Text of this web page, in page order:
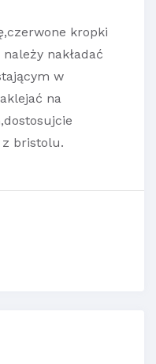
kropki
nakładać
w
na
bristolu.